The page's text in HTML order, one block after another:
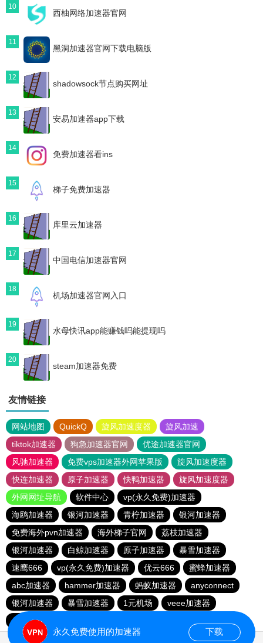
10
西柚网络加速器官网
11
黑洞加速器官网下载电脑版
12
shadowsock节点购买网址
13
安易加速器app下载
14
免费加速器看ins
15
梯子免费加速器
16
库里云加速器
17
中国电信加速器官网
18
机场加速器官网入口
19
水母快讯app能赚钱吗能提现吗
20
steam加速器免费
友情链接
网站地图 QuickQ 旋风加速度器
旋风加速
tiktok加速器
狗急加速器官网
优途加速器官网
风驰加速器
免费vps加速器外网苹果版
旋风加速度器
快连加速器
原子加速器 快鸭加速器
旋风加速度器
外网网址导航
软件中心
vp(永久免费)加速器
海鸥加速器
银河加速器 青柠加速器
银河加速器
免费海外pvn加速器
海外梯子官网
荔枝加速器
银河加速器
白鲸加速器 原子加速器
暴雪加速器
速鹰666
vp(永久免费)加速器 优云666
蜜蜂加速器
abc加速器
hammer加速器 蚂蚁加速器
anyconnect
银河加速器
暴雪加速器 1元机场
veee加速器
anyconnect
永久免费使用的加速器 下载